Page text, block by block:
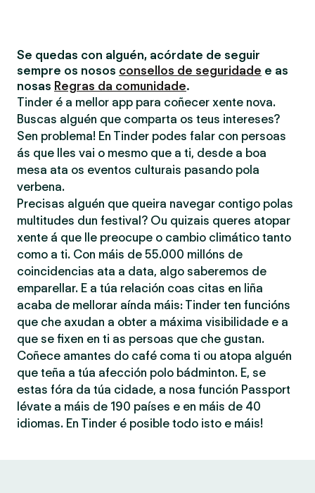
Se quedas con alguén, acórdate de seguir
sempre os nosos consellos de seguridade e as
nosas Regras da comunidade.
Tinder é a mellor app para coñecer xente nova.
Buscas alguén que comparta os teus intereses?
Sen problema! En Tinder podes falar con persoas
ás que lles vai o mesmo que a ti, desde a boa
mesa ata os eventos culturais pasando pola
verbena.
Precisas alguén que queira navegar contigo polas
multitudes dun festival? Ou quizais queres atopar
xente á que lle preocupe o cambio climático tanto
como a ti. Con máis de 55.000 millóns de
coincidencias ata a data, algo saberemos de
emparellar. E a túa relación coas citas en liña
acaba de mellorar aínda máis: Tinder ten funcións
que che axudan a obter a máxima visibilidade e a
que se fixen en ti as persoas que che gustan.
Coñece amantes do café coma ti ou atopa alguén
que teña a túa afección polo bádminton. E, se
estas fóra da túa cidade, a nosa función Passport
lévate a máis de 190 países e en máis de 40
idiomas. En Tinder é posible todo isto e máis!